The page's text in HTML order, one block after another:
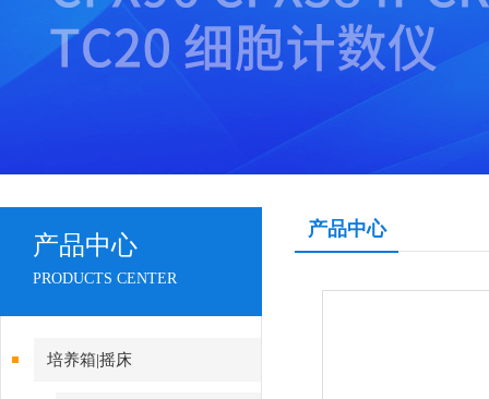
产品中心
PRODUCTS CENTER
培养箱|摇床
产品中心